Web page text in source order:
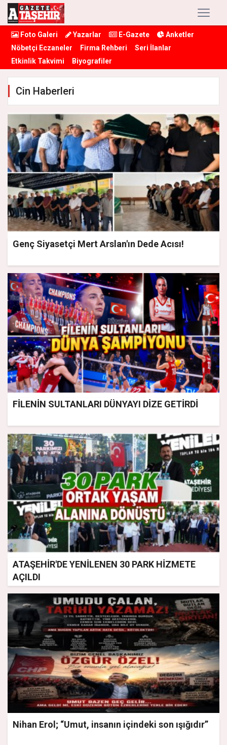
Foto Galeri Yazarlar E-Gazete
Anketler
Nöbetçi Eczaneler
Firma Rehberi
Seri İlanlar
Etkinlik Takvimi
Biyografiler
Cin Haberleri
Genç Siyasetçi Mert Arslan'ın Dede Acısı!
FİLENİN SULTANLARI DÜNYAYI DİZE GETİRDİ
ATAŞEHİR'DE YENİLENEN 30 PARK HİZMETE
AÇILDI
Nihan Erol; “Umut, insanın içindeki son ışığıdır”